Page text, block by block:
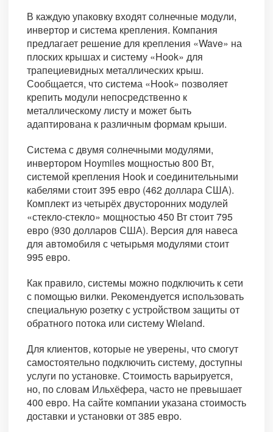
В каждую упаковку входят солнечные модули,
инвертор и система крепления. Компания
предлагает решение для крепления «Wave» на
плоских крышах и систему «Hook» для
трапециевидных металлических крыш.
Сообщается, что система «Hook» позволяет
крепить модули непосредственно к
металлическому листу и может быть
адаптирована к различным формам крыши.
Система с двумя солнечными модулями,
инвертором Hoymiles мощностью 800 Вт,
системой крепления Hook и соединительными
кабелями стоит 395 евро (462 доллара США).
Комплект из четырёх двусторонних модулей
«стекло-стекло» мощностью 450 Вт стоит 795
евро (930 долларов США). Версия для навеса
для автомобиля с четырьмя модулями стоит
995 евро.
Как правило, системы можно подключить к сети
с помощью вилки. Рекомендуется использовать
специальную розетку с устройством защиты от
обратного потока или систему Wieland.
Для клиентов, которые не уверены, что смогут
самостоятельно подключить систему, доступны
услуги по установке. Стоимость варьируется,
но, по словам Ильхёфера, часто не превышает
400 евро. На сайте компании указана стоимость
доставки и установки от 385 евро.